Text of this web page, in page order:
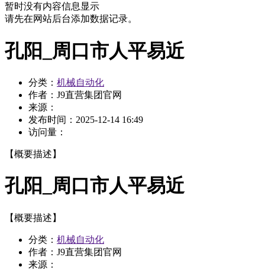
暂时没有内容信息显示
请先在网站后台添加数据记录。
孔阳_周口市人平易近
分类： 机械自动化
作者：J9直营集团官网
来源：
发布时间： 2025-12-14 16:49
访问量：
【概要描述】
孔阳_周口市人平易近
【概要描述】
分类： 机械自动化
作者：J9直营集团官网
来源：